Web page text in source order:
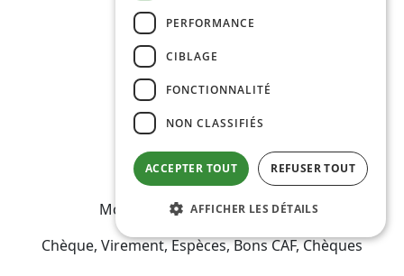
C.G.V
Mentions Légales
Espace Professionnels
Nous contacter
Modes de règlement acceptés
Chèque, Virement, Espèces, Bons CAF, Chèques
PERFORMANCE
CIBLAGE
FONCTIONNALITÉ
NON CLASSIFIÉS
ACCEPTER TOUT REFUSER TOUT
AFFICHER LES DÉTAILS